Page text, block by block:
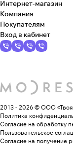
Интернет-магазин
Компания
Покупателям
Вход в кабинет
2013 - 2026 © ООО «Твоя
Политика
Согласие на обработку
Пользовательское
Согласие на получение